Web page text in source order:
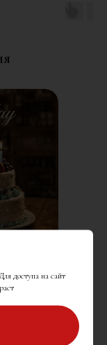
доступа на сайт
за 7 дней